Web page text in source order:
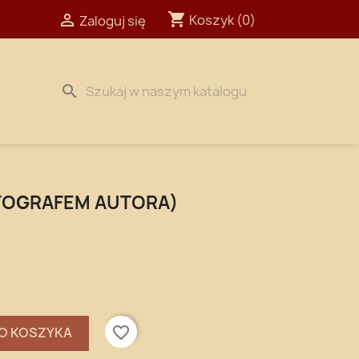
 Zaloguj się shopping_cart Koszyk (0)
search
AUTORA)
KOSZYKA
favorite_border